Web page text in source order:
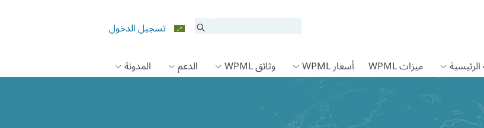
تسجيل الدخول
ميزات WPML أسعار WPML وثائق WPML الدعم المدونة